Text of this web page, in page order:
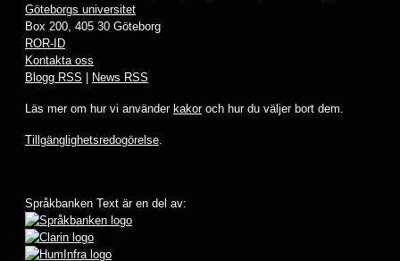
Göteborgs universitet
Box 200, 405 30 Göteborg
ROR-ID
Kontakta oss
Blogg RSS
News RSS
Läs mer om hur vi använder kakoroch hur du väljer bort dem.
Tillgänglighetsredogörelse.
Språkbanken Text är en del av: